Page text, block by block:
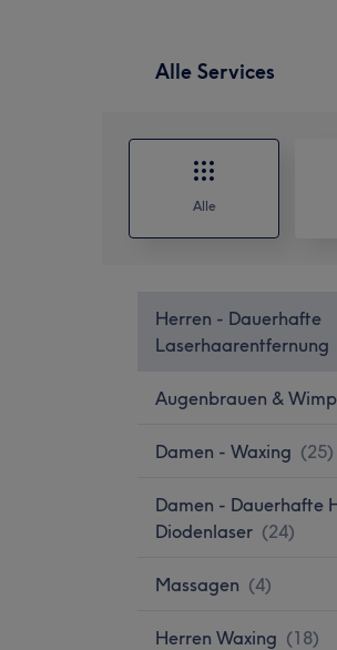
Alle Services
Alle
Herren - Dauerhafte
Laserhaarentfernung
Augenbrauen &
Damen - Waxing (25)
Damen - Dauerhafte
Diodenlaser (24)
Massagen (4)
Herren Waxing (18)